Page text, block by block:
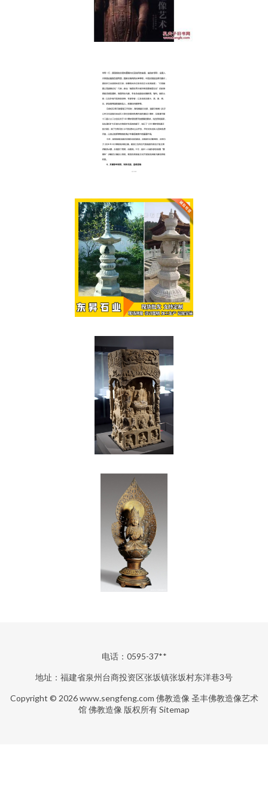
电话：0595-37**
地址：福建省泉州台商投资区张坂镇张坂村东洋巷3号
Copyright © 2026www.sengfeng.com 佛教造像 圣丰佛教造像艺术
馆佛教造像 版权所有Sitemap